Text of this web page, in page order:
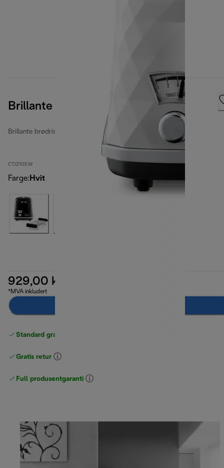
Brillante
Brillante brødristere
CTJ2103.W
Farge: Hvit
929,00 kr
*MVA inkludert
Standard gratis levering
Gratis retur
Full produsentgaranti